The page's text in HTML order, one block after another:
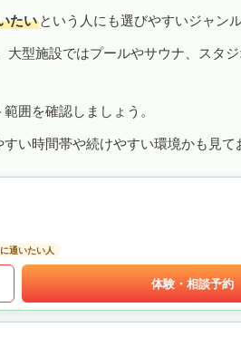
たい という人にも選びやすいジャンル
型施設ではプールやサウナ、スタ
囲を確認しましょう。
い時間帯や続けやすい環境かも見て
通いたい人
体験・相談予約